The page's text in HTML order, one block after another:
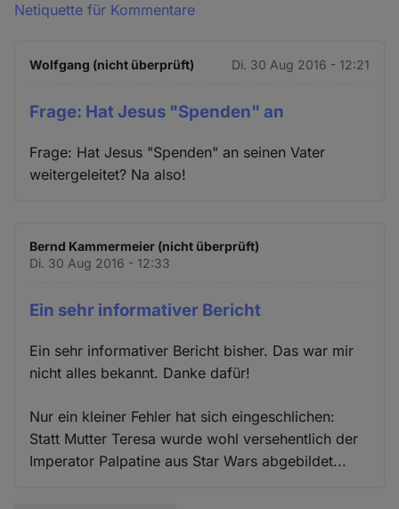
Netiquette für Kommentare
Wolfgang (nicht überprüft) Di. 30 Aug 2016 - 12:21
Frage: Hat Jesus "Spenden" an
Frage: Hat Jesus "Spenden" an seinen Vater
weitergeleitet? Na also!
Bernd Kammermeier (nicht überprüft)
Di. 30 Aug 2016 - 12:33
Ein sehr informativer Bericht
Ein sehr informativer Bericht bisher. Das war mir
nicht alles bekannt. Danke dafür!
Nur ein kleiner Fehler hat sich eingeschlichen:
Statt Mutter Teresa wurde wohl versehentlich der
Imperator Palpatine aus Star Wars abgebildet...